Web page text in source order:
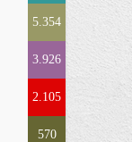
5.354
3.926
2.105
570